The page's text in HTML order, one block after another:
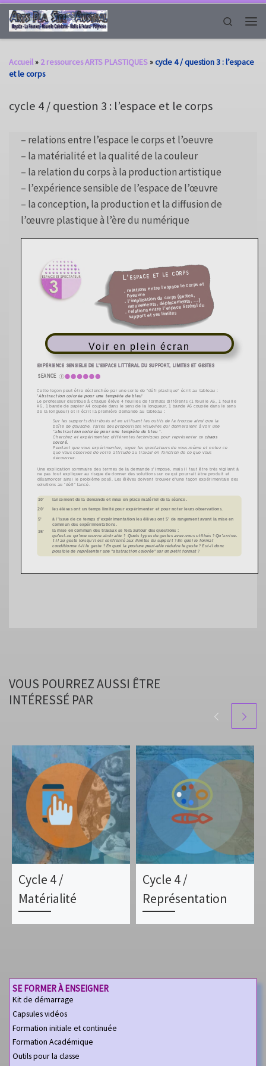
Passer au contenu
Search
Accueil» 2 ressources ARTS PLASTIQUES»cycle 4 / question 3 : l’espace
et le corps
cycle 4 / question 3 : l’espace et le corps
– relations entre l’espace le corps et l’oeuvre
– la matérialité et la qualité de la couleur
– la relation du corps à la production artistique
– l’expérience sensible de l’espace de l’œuvre
– la conception, la production et la diffusion de
l’œuvre plastique à l’ère du numérique
Voir en plein écran
VOUS POURREZ AUSSI ÊTRE
INTÉRESSÉ PAR
Cycle 4 /
Matérialité
Cycle 4 /
Représentation
SE FORMER À ENSEIGNER
Kit de démarrage
Capsules vidéos
Formation initiale et continuée
Formation Académique
Outils pour la classe